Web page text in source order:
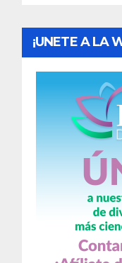
¡UNETE A LA